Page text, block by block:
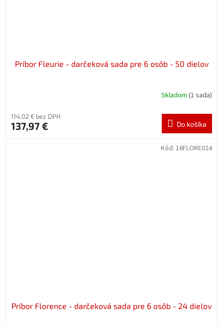
Príbor Fleurie - darčeková sada pre 6 osôb - 50 dielov
Skladom (1 sada)
114,02 € bez DPH
137,97 € Do košíka
Príbor Florence - darčeková sada pre 6 osôb - 24 dielov
Kód: 16FLORE024